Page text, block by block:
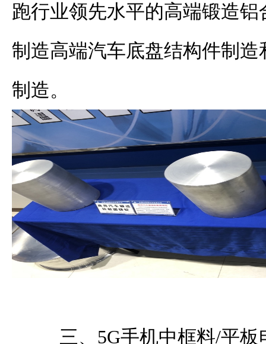
跑行业领先水平的高端锻造
制造高端汽车底盘结构件制
制造。
三、 5G手机中框料/平板